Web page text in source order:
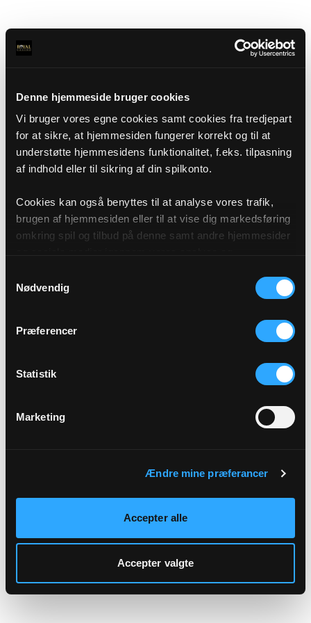
Denne hjemmeside bruger cookies
Vi bruger vores egne cookies samt cookies fra tredjepart
for at sikre, at hjemmesiden fungerer korrekt og til at
understøtte hjemmesidens funktionalitet, f.eks. tilpasning
af indhold eller til sikring af din spilkonto.
Cookies kan også benyttes til at analyse vores trafik,
brugen af hjemmesiden eller til at vise dig markedsføring
omkring spil og tilbud på denne samt andre hjemmesider
af cookies under "Detaljer" eller ved at klikke videre til
vores Cookiepolitik, som du finder i bunden af vores
Nødvendig
Præferencer
Statistik
Marketing
Ændre mine præferancer
Accepter alle
Accepter valgte